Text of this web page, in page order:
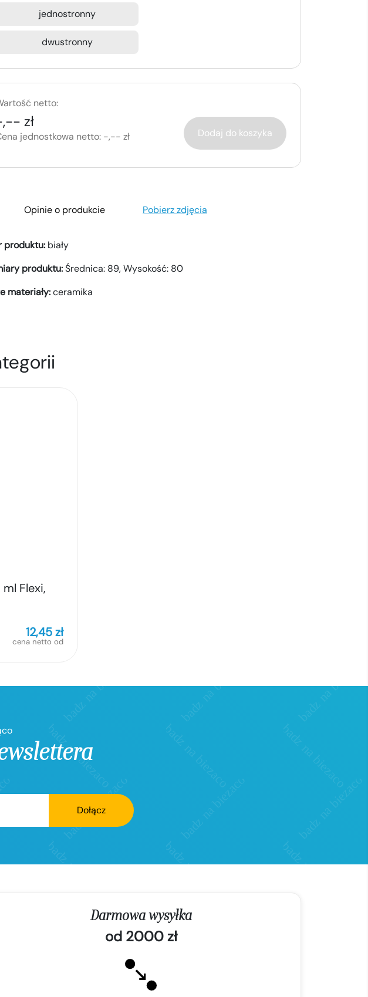
jednostronny
dwustronny
netto:
zł
jednostkowa netto: -,-- zł Dodaj do koszyka
Opinie o produkcie Pobierz zdjęcia
produktu: biały
produktu:Średnica: 89, Wysokość: 80
materiały:ceramika
Flexi,
12,45zł
cena netto od
Dołącz
Darmowa wysyłka
od 2000 zł